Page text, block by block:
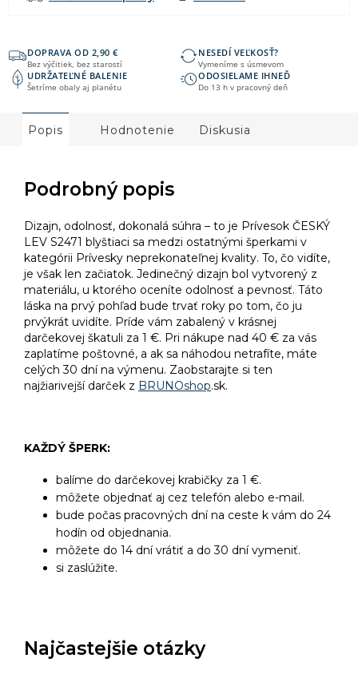
DOPRAVA OD 2,90 €
Bez výčitiek, bez starostí
NESEDÍ VEĽKOSŤ?
Vymeníme s úsmevom
UDRŽATEĽNÉ BALENIE
Šetríme obaly aj planétu
ODOSIELAME IHNEĎ
Do 13 h v pracovný deň
Popis Hodnotenie Diskusia
Podrobný popis
Dizajn, odolnosť, dokonalá súhra – to je Prívesok ČESKÝ
LEV S2471 blyštiaci sa medzi ostatnými šperkami v
kategórii Prívesky neprekonateľnej kvality. To, čo vidíte,
je však len začiatok. Jedinečný dizajn bol vytvorený z
materiálu, u ktorého oceníte odolnosť a pevnosť. Táto
láska na prvý pohľad bude trvať roky po tom, čo ju
prvýkrát uvidíte. Príde vám zabalený v krásnej
darčekovej škatuli za 1 €. Pri nákupe nad 40 € za vás
zaplatíme poštovné, a ak sa náhodou netrafíte, máte
celých 30 dní na výmenu. Zaobstarajte si ten
najžiarivejší darček z BRUNOshop.sk.
KAŽDÝ ŠPERK:
balíme do darčekovej krabičky za 1 €.
môžete objednať aj cez telefón alebo e-mail.
bude počas pracovných dní na ceste k vám do 24
hodín od objednania.
môžete do 14 dní vrátiť a do 30 dní vymeniť.
si zaslúžite.
Najčastejšie otázky